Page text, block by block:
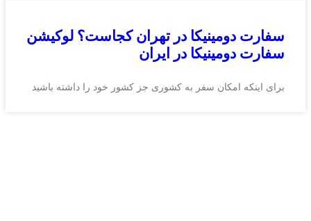
سفارت دومینیکا در تهران کجاست؟ لوکیشن
سفارت دومینیکا در ایران
برای اینکه امکان سفر به کشوری جز کشور خود را داشته باشید